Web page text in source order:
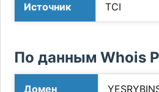
Источник TCI
По данным Whois
Домен